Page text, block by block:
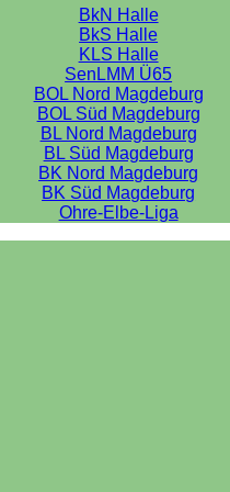
BkN Halle
BkS Halle
KLS Halle
SenLMM Ü65
BOL Nord Magdeburg
BOL Süd Magdeburg
BL Nord Magdeburg
BL Süd Magdeburg
BK Nord Magdeburg
BK Süd Magdeburg
Ohre-Elbe-Liga